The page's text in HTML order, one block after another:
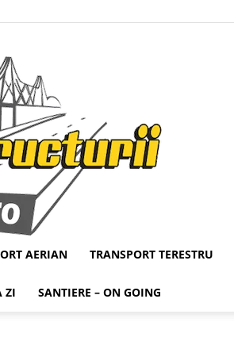
AERIAN TRANSPORT TERESTRU
ZI SANTIERE – ON GOING